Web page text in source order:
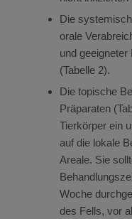
Die
orale
und
(Tabelle 2).
Die topische
Präparaten
Tierkörper ein
auf die lokale
Areale. Sie
Woche
des Fells, vor